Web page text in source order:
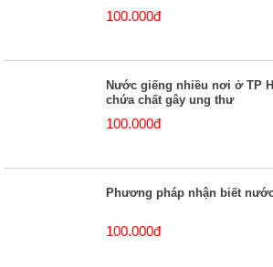
100.000đ
Nước giếng nhiều nơi ở TP
chứa chất gây ung thư
100.000đ
Phương pháp nhận biết
100.000đ